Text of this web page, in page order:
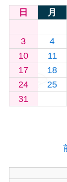
日 月
3
4
10
11
17
18
24
25
31